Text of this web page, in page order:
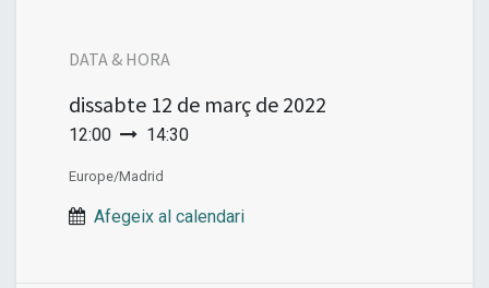
DATA & HORA
dissabte 12 de març de 2022
12:00 14:30
Europe/Madrid
Afegeix al calendari